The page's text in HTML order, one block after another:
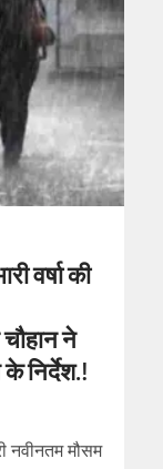
वर्षा की
ने
निर्देश.!
नवीनतम मौसम